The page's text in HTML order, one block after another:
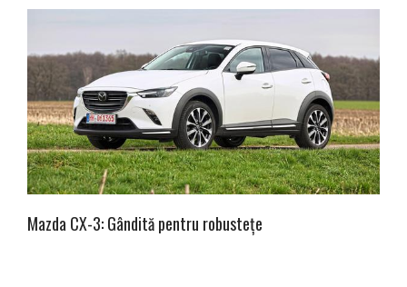
Mazda CX-3: Gândită pentru robustețe